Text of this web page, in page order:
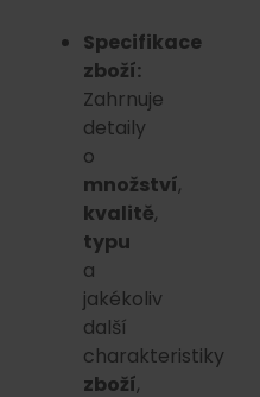
Specifikace
zboží:
Zahrnuje
detaily
o
množství,
kvalitě,
typu
a
jakékoliv
další
charakteristiky
zboží,